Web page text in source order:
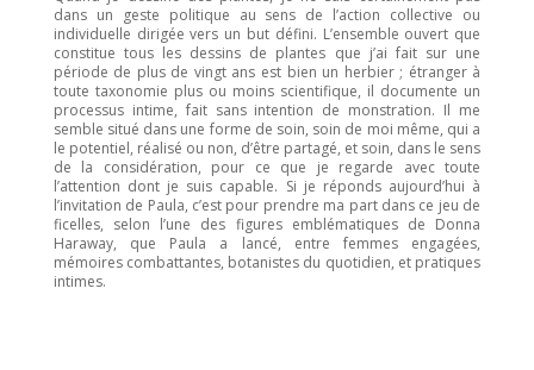
dans un geste politique au sens de l’action collective ou
individuelle dirigée vers un but défini. L’ensemble ouvert que
constitue tous les dessins de plantes que j’ai fait sur une
période de plus de vingt ans est bien un herbier ; étranger à
toute taxonomie plus ou moins scientifique, il documente un
processus intime, fait sans intention de monstration. Il me
semble situé dans une forme de soin, soin de moi même, qui a
le potentiel, réalisé ou non, d’être partagé, et soin, dans le sens
de la considération, pour ce que je regarde avec toute
l’attention dont je suis capable. Si je réponds aujourd’hui à
l’invitation de Paula, c’est pour prendre ma part dans ce jeu de
ficelles, selon l’une des figures emblématiques de Donna
Haraway, que Paula a lancé, entre femmes engagées,
mémoires combattantes, botanistes du quotidien, et pratiques
intimes.